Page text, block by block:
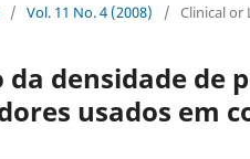
/ Vol. 11 No. 4 (2008) / Clinical or
densidade de
usados em